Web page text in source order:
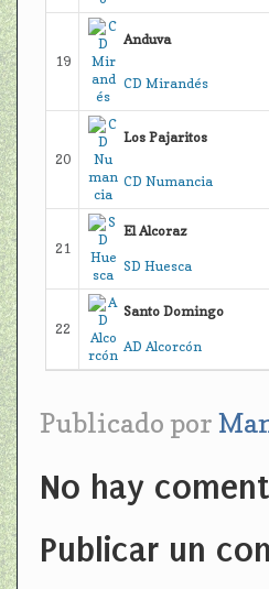
19
Anduva
CD Mirandés
20
Los Pajaritos
CD Numancia
21
El Alcoraz
SD Huesca
22
Santo Domingo
AD Alcorcón
Publicado por
No hay
Publicar un